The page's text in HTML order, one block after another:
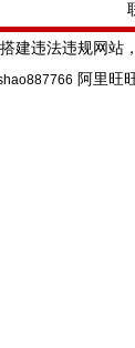
建违法违规网
阿里旺